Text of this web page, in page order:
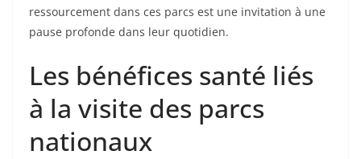
ressourcement dans ces parcs est une invitation à une
pause profonde dans leur quotidien.
Les bénéfices santé liés
à la visite des parcs
nationaux